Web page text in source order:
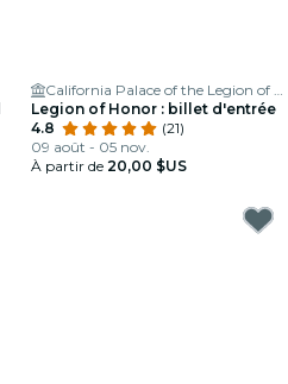
California Palace of the Legion of Honor
Legion of Honor : billet d'entrée
4.8
(21)
09 août - 05 nov.
À partir de 20,00 $US